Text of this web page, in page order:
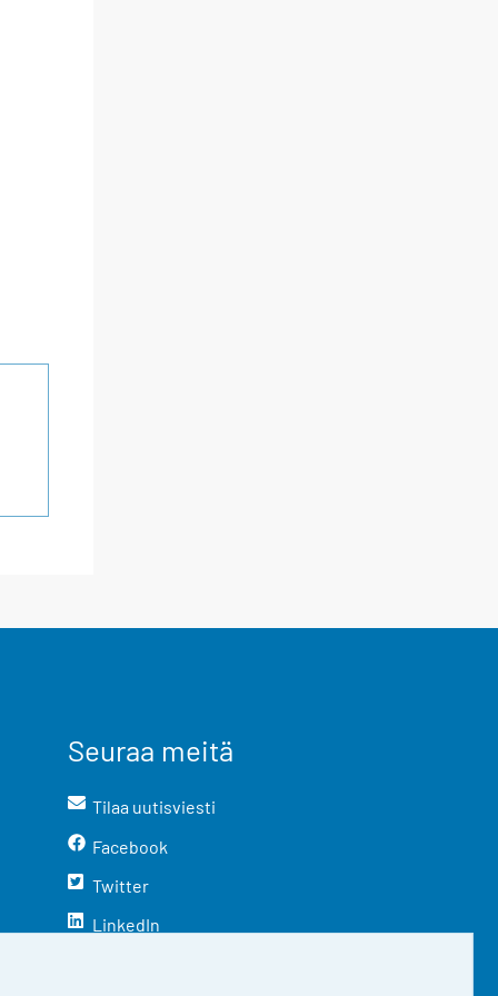
Seuraa meitä
Tilaa uutisviesti
Facebook
Twitter
LinkedIn